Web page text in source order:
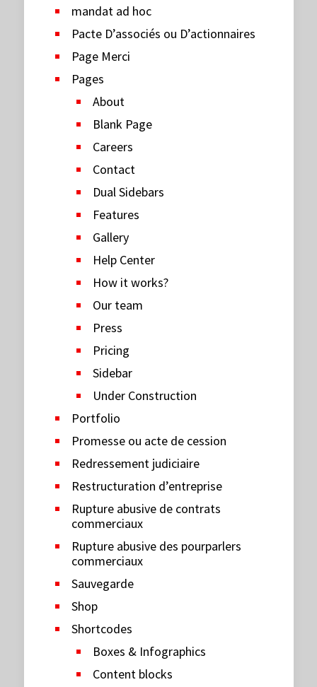
mandat ad hoc
Pacte D’associés ou D’actionnaires
Page Merci
Pages
About
Blank Page
Careers
Contact
Dual Sidebars
Features
Gallery
Help Center
How it works?
Our team
Press
Pricing
Sidebar
Under Construction
Portfolio
Promesse ou acte de cession
Redressement judiciaire
Restructuration d’entreprise
Rupture abusive de contrats
commerciaux
Rupture abusive des pourparlers
commerciaux
Sauvegarde
Shop
Shortcodes
Boxes & Infographics
Content blocks